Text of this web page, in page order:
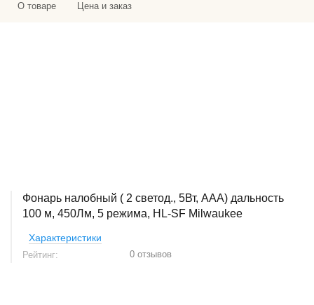
О товаре Цена и заказ
Фонарь налобный ( 2 светод., 5Вт, AAA) дальность
100 м, 450Лм, 5 режима, HL-SF Milwaukee
Характеристики
Рейтинг: 0 отзывов